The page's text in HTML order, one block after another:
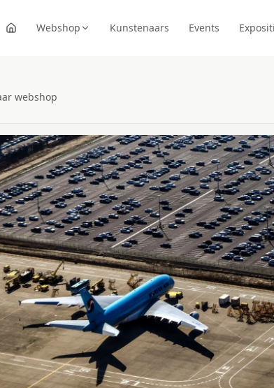
Webshop Kunstenaars Events
webshop